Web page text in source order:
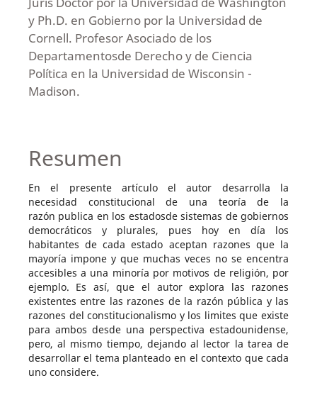
y Ph.D. en Gobierno por la Universidad de
Cornell. Profesor Asociado de los
Departamentosde Derecho y de Ciencia
Política en la Universidad de Wisconsin -
Madison.
Resumen
En el presente artículo el autor desarrolla la
necesidad constitucional de una teoría de la
razón publica en los estadosde sistemas de gobiernos
democráticos y plurales, pues hoy en día los
habitantes de cada estado aceptan razones que la
mayoría impone y que muchas veces no se encentra
accesibles a una minoría por motivos de religión, por
ejemplo. Es así, que el autor explora las razones
existentes entre las razones de la razón pública y las
razones del constitucionalismo y los limites que existe
para ambos desde una perspectiva estadounidense,
pero, al mismo tiempo, dejando al lector la tarea de
desarrollar el tema planteado en el contexto que cada
uno considere.